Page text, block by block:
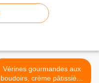
Vérines gourmandes aux
boudoirs, crème pâtissière